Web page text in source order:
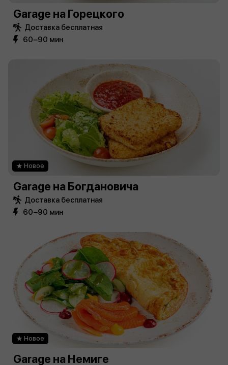
Garage на Горецкого
Доставка бесплатная
60−90 мин
Новое
Garage на Богдановича
Доставка бесплатная
60−90 мин
Новое
Garage на Немиге